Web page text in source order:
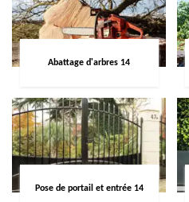
Abattage d'arbres 14
Pose de portail et entrée 14